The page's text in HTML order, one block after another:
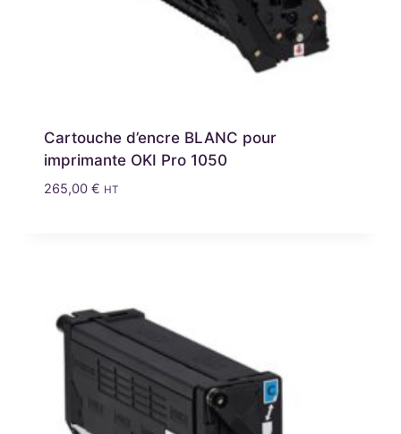
Cartouche d’encre BLANC pour
imprimante OKI Pro 1050
265,00 € HT